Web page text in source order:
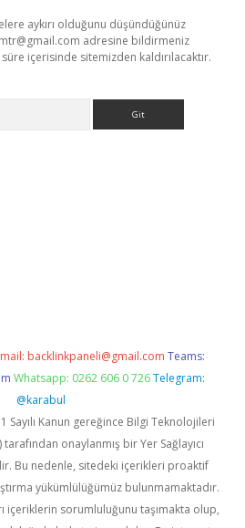
aykırı olduğunu düşündüğünüz
adresine bildirmeniz
içerisinde sitemizden kaldırılacaktır.
backlinkpaneli@gmail.com Teams:
Whatsapp: 0262 606 0 726 Telegram:
@karabul
Sayılı Kanun gereğince Bilgi Teknolojileri
onaylanmış bir Yer Sağlayıcı
Bu nedenle, sitedeki içerikleri proaktif
yükümlülüğümüz bulunmamaktadır.
içeriklerin sorumluluğunu taşımakta olup,